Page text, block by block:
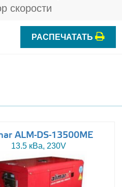
скорости
РАСПЕЧАТАТЬ
ALM-DS-13500ME
13.5 кВа, 230V